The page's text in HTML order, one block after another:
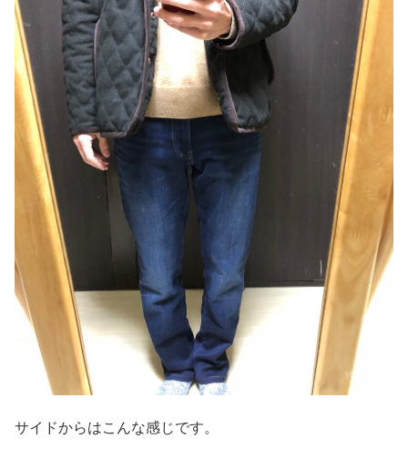
サイドからはこんな感じです。